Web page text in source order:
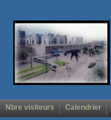
Nbre visiteurs Calendrier